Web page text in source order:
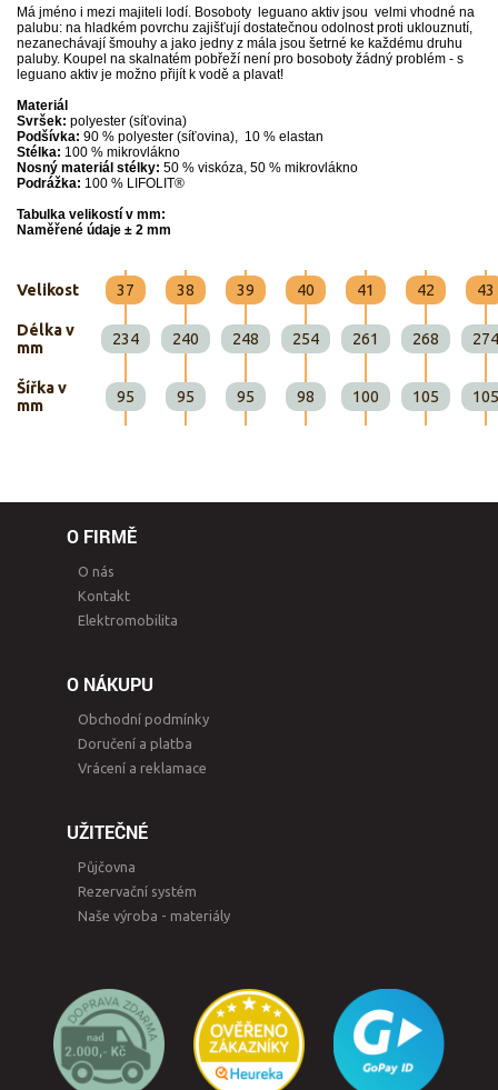
Má jméno i mezi majiteli lodí. Bosoboty leguano aktiv jsou velmi vhodné na
palubu: na hladkém povrchu zajišťují dostatečnou odolnost proti uklouznutí,
nezanechávají šmouhy a jako jedny z mála jsou šetrné ke každému druhu
paluby. Koupel na skalnatém pobřeží není pro bosoboty žádný problém - s
leguano aktiv je možno přijít k vodě a plavat!
Materiál
Svršek: polyester (síťovina)
Podšívka: 90 % polyester (síťovina), 10 % elastan
Stélka: 100 % mikrovlákno
Nosný materiál stélky: 50 % viskóza, 50 % mikrovlákno
Podrážka: 100 % LIFOLIT®
Tabulka velikostí v mm:
Naměřené údaje ± 2 mm
Velikost 37 38 39 40 41 42 43
Délka v
mm
234 240 248 254 261 268 274
Šířka v
mm
95 95 95 98 100 105 105
O FIRMĚ
O nás
Kontakt
Elektromobilita
O NÁKUPU
Obchodní podmínky
Doručení a platba
Vrácení a reklamace
UŽITEČNÉ
Půjčovna
Rezervační systém
Naše výroba - materiály